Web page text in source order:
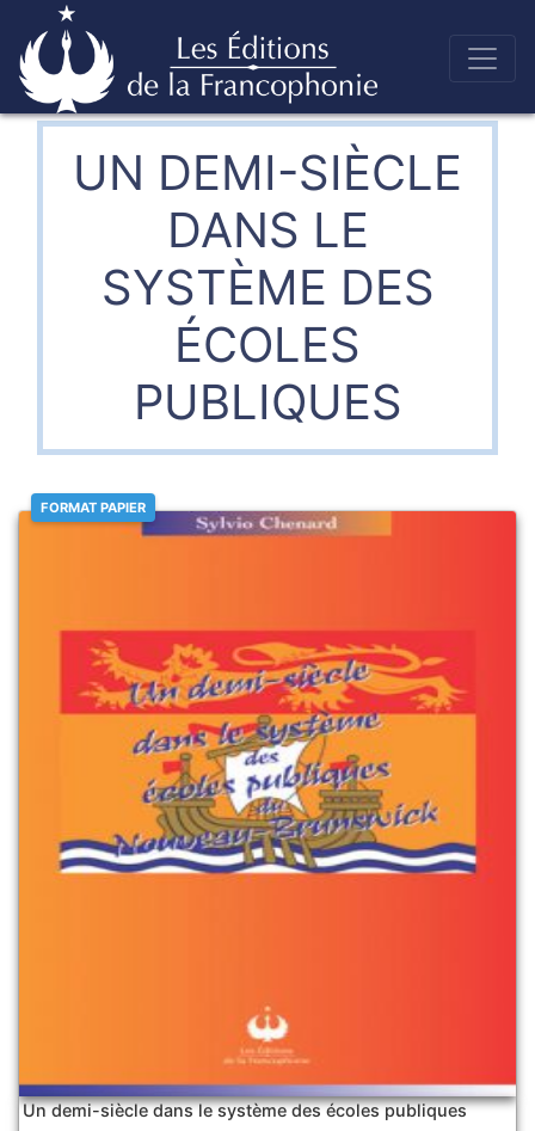
Skip
to Éditions de la francophonie
UN DEMI-SIÈCLE
DANS LE
SYSTÈME DES
ÉCOLES
PUBLIQUES
FORMAT PAPIER
Un demi-siècle dans le système des écoles publiques